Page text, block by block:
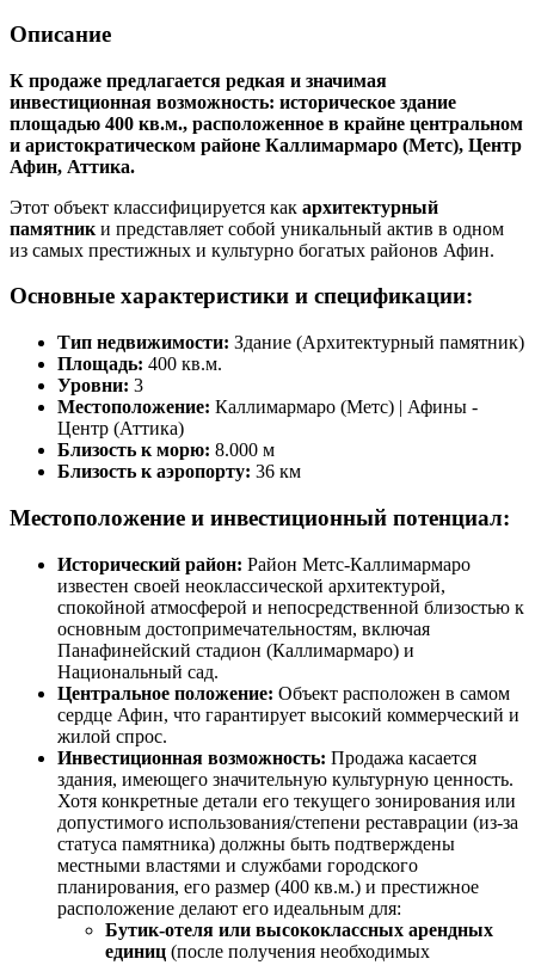
Описание
К продаже предлагается редкая и значимая
инвестиционная возможность: историческое здание
площадью 400 кв.м., расположенное в крайне центральном
и аристократическом районе Каллимармаро (Метс), Центр
Афин, Аттика.
Этот объект классифицируется как архитектурный
памятник и представляет собой уникальный актив в одном
из самых престижных и культурно богатых районов Афин.
Основные характеристики и спецификации:
Тип недвижимости: Здание (Архитектурный памятник)
Площадь: 400 кв.м.
Уровни: 3
Местоположение: Каллимармаро (Метс) | Афины -
Центр (Аттика)
Близость к морю: 8.000 м
Близость к аэропорту: 36 км
Местоположение и инвестиционный потенциал:
Исторический район: Район Метс-Каллимармаро
известен своей неоклассической архитектурой,
спокойной атмосферой и непосредственной близостью к
основным достопримечательностям, включая
Панафинейский стадион (Каллимармаро) и
Национальный сад.
Центральное положение: Объект расположен в самом
сердце Афин, что гарантирует высокий коммерческий и
жилой спрос.
Инвестиционная возможность: Продажа касается
здания, имеющего значительную культурную ценность.
Хотя конкретные детали его текущего зонирования или
допустимого использования/степени реставрации (из-за
статуса памятника) должны быть подтверждены
местными властями и службами городского
планирования, его размер (400 кв.м.) и престижное
расположение делают его идеальным для:
Бутик-отеля или высококлассных арендных
единиц (после получения необходимых